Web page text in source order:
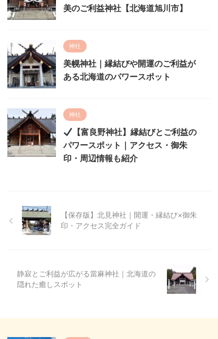
美のご利益神社【北海道旭川市】
神社
美幌神社｜縁結びや開運のご利益が
ある北海道のパワースポット
神社
【富良野神社】縁結びとご利益の
パワースポット｜アクセス・御朱
印・周辺情報も紹介
【保存版】北見神社｜開運・縁結び×御朱
印・アクセス完全ガイド
静寂とご利益が広がる當麻神社｜北海道の
隠れた癒しスポット